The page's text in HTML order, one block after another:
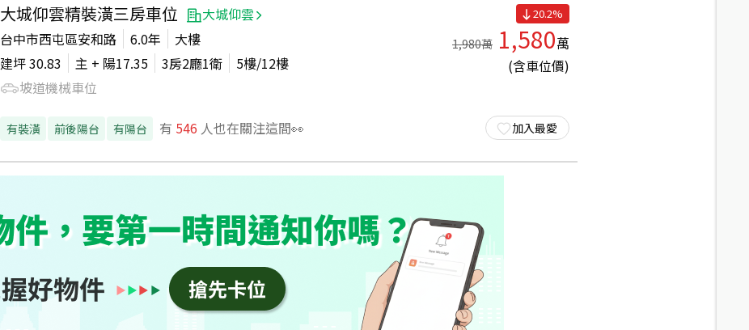
大城仰雲精裝潢三房車位
大城仰雲
台中市西屯區安和路
6.0年
大樓
建坪30.83 主 + 陽17.35 3房2廳1衛 5樓/12樓
坡道機械車位
有裝潢 前後陽台 有陽台 有 546 人也在關注這間👀
20.2%
1,980萬 1,580萬
(含車位價)
加入最愛